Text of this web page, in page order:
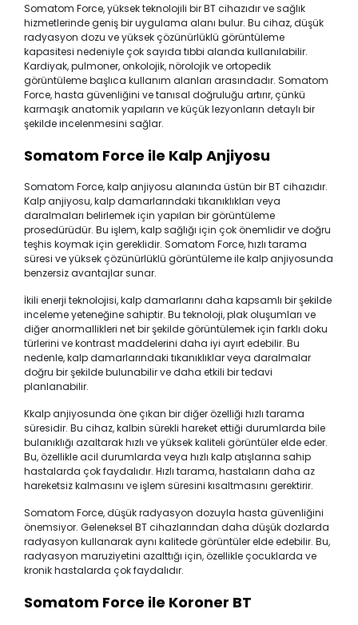
Somatom Force, yüksek teknolojili bir BT cihazıdır ve sağlık
hizmetlerinde geniş bir uygulama alanı bulur. Bu cihaz, düşük
radyasyon dozu ve yüksek çözünürlüklü görüntüleme
kapasitesi nedeniyle çok sayıda tıbbi alanda kullanılabilir.
Kardiyak, pulmoner, onkolojik, nörolojik ve ortopedik
görüntüleme başlıca kullanım alanları arasındadır. Somatom
Force, hasta güvenliğini ve tanısal doğruluğu artırır, çünkü
karmaşık anatomik yapıların ve küçük lezyonların detaylı bir
şekilde incelenmesini sağlar.
Somatom Force ile Kalp Anjiyosu
Somatom Force, kalp anjiyosu alanında üstün bir BT cihazıdır.
Kalp anjiyosu, kalp damarlarındaki tıkanıklıkları veya
daralmaları belirlemek için yapılan bir görüntüleme
prosedürüdür. Bu işlem, kalp sağlığı için çok önemlidir ve doğru
teşhis koymak için gereklidir. Somatom Force, hızlı tarama
süresi ve yüksek çözünürlüklü görüntüleme ile kalp anjiyosunda
benzersiz avantajlar sunar.
İkili enerji teknolojisi, kalp damarlarını daha kapsamlı bir şekilde
inceleme yeteneğine sahiptir. Bu teknoloji, plak oluşumları ve
diğer anormallikleri net bir şekilde görüntülemek için farklı doku
türlerini ve kontrast maddelerini daha iyi ayırt edebilir. Bu
nedenle, kalp damarlarındaki tıkanıklıklar veya daralmalar
doğru bir şekilde bulunabilir ve daha etkili bir tedavi
planlanabilir.
Kkalp anjiyosunda öne çıkan bir diğer özelliği hızlı tarama
süresidir. Bu cihaz, kalbin sürekli hareket ettiği durumlarda bile
bulanıklığı azaltarak hızlı ve yüksek kaliteli görüntüler elde eder.
Bu, özellikle acil durumlarda veya hızlı kalp atışlarına sahip
hastalarda çok faydalıdır. Hızlı tarama, hastaların daha az
hareketsiz kalmasını ve işlem süresini kısaltmasını gerektirir.
Somatom Force, düşük radyasyon dozuyla hasta güvenliğini
önemsiyor. Geleneksel BT cihazlarından daha düşük dozlarda
radyasyon kullanarak aynı kalitede görüntüler elde edebilir. Bu,
radyasyon maruziyetini azalttığı için, özellikle çocuklarda ve
kronik hastalarda çok faydalıdır.
Somatom Force ile Koroner BT